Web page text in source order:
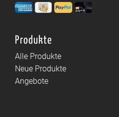
Produkte
Alle Produkte
Neue Produkte
Angebote